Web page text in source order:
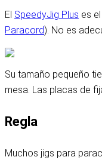
El SpeedyJig Plus es
Paracord). No es
Su tamaño pequeño
mesa. Las placas de
Regla
Muchos jigs para